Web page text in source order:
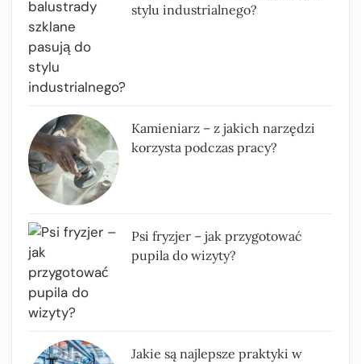
stylu industrialnego?
Kamieniarz – z jakich narzędzi
korzysta podczas pracy?
Psi fryzjer – jak przygotować
pupila do wizyty?
Jakie są najlepsze praktyki w